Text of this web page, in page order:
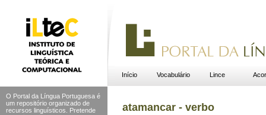
Início Vocabulário Lince
O Portal da Língua Portuguesa é
um repositório organizado de
recursos linguísticos. Pretende
atamancar - verbo